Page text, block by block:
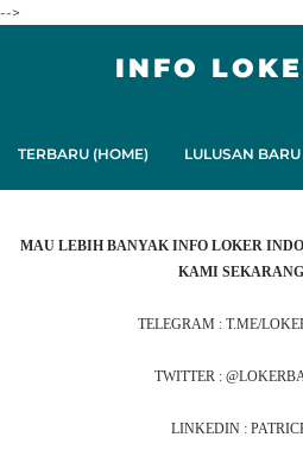
-->
INFO
TERBARU (HOME) LULUSAN BARU
MAU LEBIH BANYAK INFO LOKER
KAMI
TELEGRAM : T.ME/
TWITTER :
LINKEDIN :